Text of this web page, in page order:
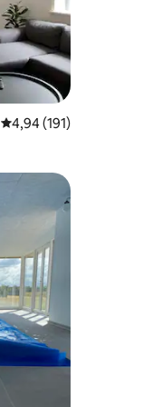
Keskmine hinnang
4,94 (191)